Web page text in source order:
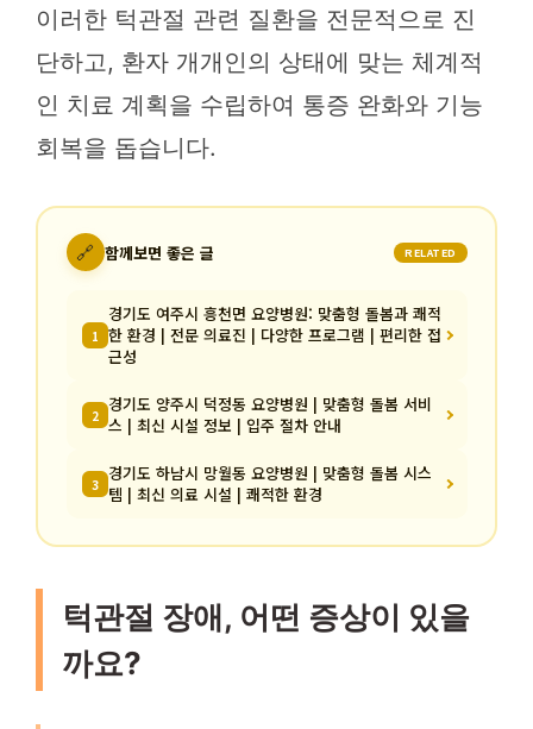
이러한 턱관절 관련 질환을 전문적으로 진
단하고, 환자 개개인의 상태에 맞는 체계적
인 치료 계획을 수립하여 통증 완화와 기능
회복을 돕습니다.
🔗 함께보면 좋은 글 RELATED
1
경기도 여주시 흥천면 요양병원: 맞춤형 돌봄과 쾌적
한 환경 | 전문 의료진 | 다양한 프로그램 | 편리한 접
근성
2 경기도 양주시 덕정동 요양병원 | 맞춤형 돌봄 서비
스 | 최신 시설 정보 | 입주 절차 안내
3 경기도 하남시 망월동 요양병원 | 맞춤형 돌봄 시스
템 | 최신 의료 시설 | 쾌적한 환경
턱관절 장애, 어떤 증상이 있을
까요?